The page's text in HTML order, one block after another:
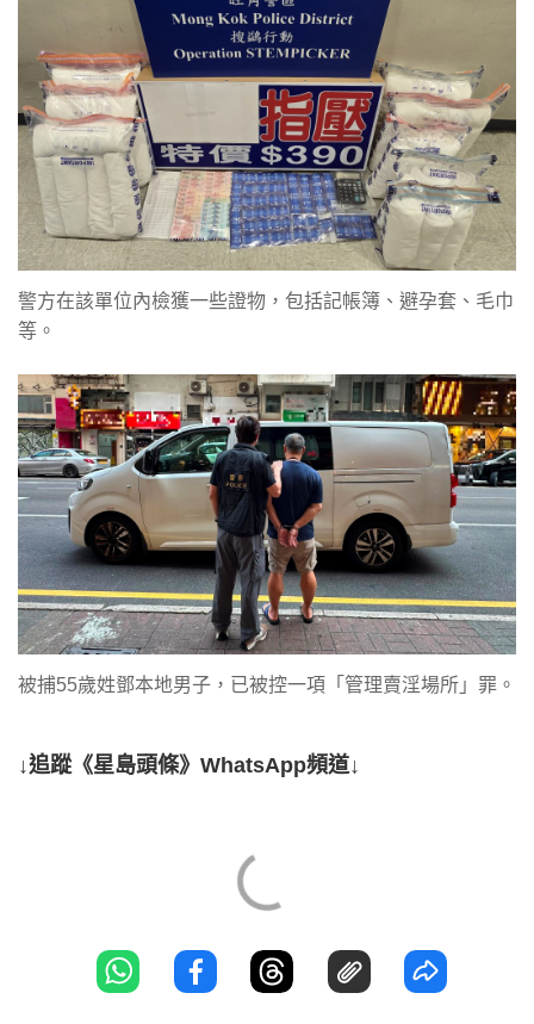
警方在該單位內檢獲一些證物，包括記帳簿、避孕套、毛巾
等。
被捕55歲姓鄧本地男子，已被控一項「管理賣淫場所」罪。
↓追蹤《星島頭條》WhatsApp頻道↓